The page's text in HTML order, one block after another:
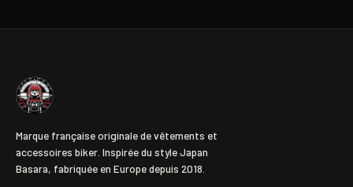
8,50€
Marque française originale de vêtements et
accessoires biker. Inspirée du style Japan
Basara, fabriquée en Europe depuis 2018.